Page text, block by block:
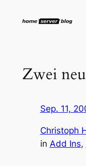
Inhalt
Zwei
Sep. 11,
Christoph
in Add Ins,